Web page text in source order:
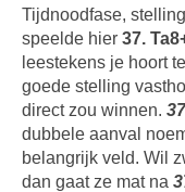
Tijdnoodfase,
speelde hier 37.
leestekens je hoort
goede stelling
direct zou winnen.
dubbele aanval
belangrijk veld. Wil
dan gaat ze mat na